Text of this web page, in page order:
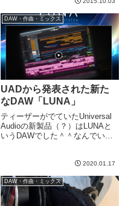
に歌を入れます。ボーカロイドで
す。初音ミクですね。。。以前
は、Windowsの仮想環境を立ち上
げて、メロディのMIDIを...
DAW・作曲・ミックス
UADから発表された新た
なDAW「LUNA」
ティーザーがでていたUniversal
Audioの新製品（？）はLUNAと
いうDAWでした＾＾なんでいま
でかつあんまり儲かりそうもない
プロダクトを作るんだろう、、、
と正直思いまし...
2020.01.17
DAW・作曲・ミックス